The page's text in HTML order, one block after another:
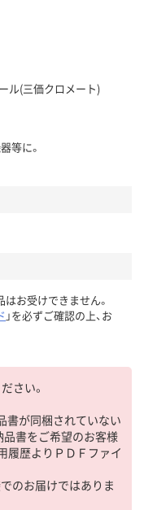
ール(三価クロメート)
等に。
はお受けできません。
」を必ずご確認の上、お
さい。
書が同梱されていない
書をご希望のお客様
履歴よりＰＤＦファイ
のお届けではありま